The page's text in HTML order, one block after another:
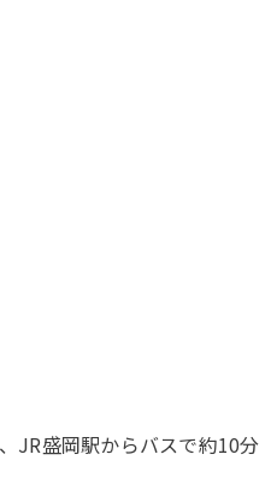
JR盛岡駅からバスで約10分